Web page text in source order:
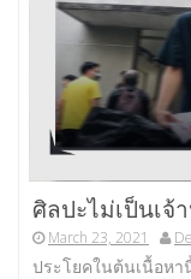
ศิลปะไม่เป็นเจ้
March 23, 2021
ประโยคในต้นเนื้อหา